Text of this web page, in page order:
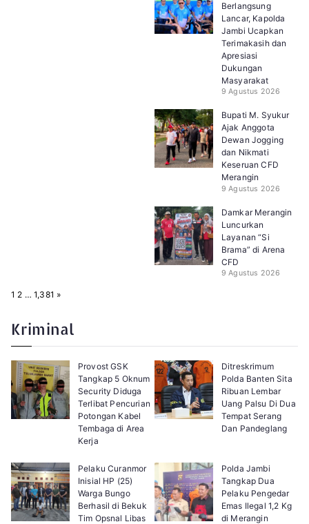
Berlangsung
Lancar, Kapolda
Jambi Ucapkan
Terimakasih dan
Apresiasi
Dukungan
Masyarakat
9 Agustus 2026
Bupati M. Syukur
Ajak Anggota
Dewan Jogging
dan Nikmati
Keseruan CFD
Merangin
9 Agustus 2026
Damkar Merangin
Luncurkan
Layanan “Si
Brama” di Arena
CFD
9 Agustus 2026
P
:
1 2 … 1,381 N
»
Kriminal
Provost GSK
Tangkap 5 Oknum
Security Diduga
Terlibat Pencurian
Potongan Kabel
Tembaga di Area
Kerja
Ditreskrimum
Polda Banten Sita
Ribuan Lembar
Uang Palsu Di Dua
Tempat Serang
Dan Pandeglang
Pelaku Curanmor
Inisial HP (25)
Warga Bungo
Berhasil di Bekuk
Tim Opsnal Libas
Polda Jambi
Tangkap Dua
Pelaku Pengedar
Emas Ilegal 1,2 Kg
di Merangin